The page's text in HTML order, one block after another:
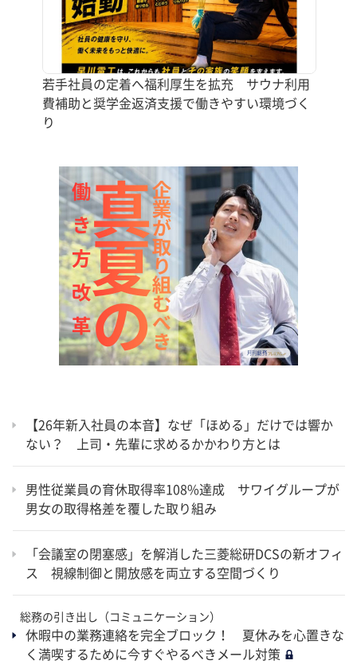
若手社員の定着へ福利厚生を拡充 サウナ利用
費補助と奨学金返済支援で働きやすい環境づく
り
【26年新入社員の本音】なぜ「ほめる」だけでは響か
ない？ 上司・先輩に求めるかかわり方とは
男性従業員の育休取得率108%達成 サワイグループが
男女の取得格差を覆した取り組み
「会議室の閉塞感」を解消した三菱総研DCSの新オフィ
ス 視線制御と開放感を両立する空間づくり
総務の引き出し（コミュニケーション）
休暇中の業務連絡を完全ブロック！ 夏休みを心置きな
く満喫するために今すぐやるべきメール対策